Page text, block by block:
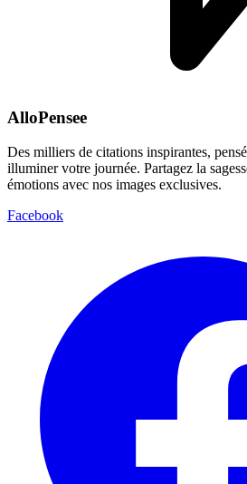
AlloPensee
Des milliers de citations inspirantes,
illuminer votre journée. Partagez la
émotions avec nos images exclusives.
Facebook